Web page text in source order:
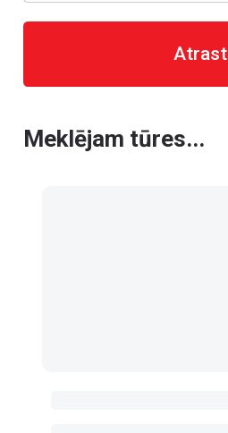
Atrast
Meklējam tūres...